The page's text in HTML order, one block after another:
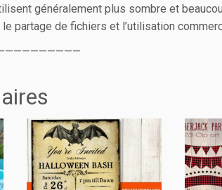
généralement plus sombre et
partage de fichiers et l’utilisation